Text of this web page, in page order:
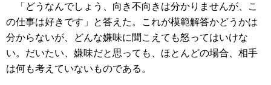
「どうなんでしょう、向き不向きは分かりませんが、こ
の仕事は好きです」と答えた。これが模範解答かどうかは
分からないが、どんな嫌味に聞こえても怒ってはいけな
い。だいたい、嫌味だと思っても、ほとんどの場合、相手
は何も考えていないものである。